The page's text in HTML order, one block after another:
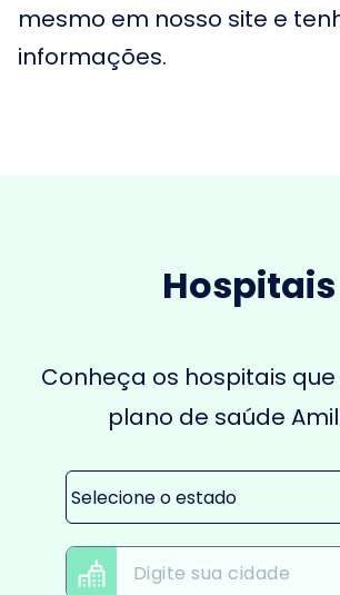
mesmo em nosso site e
informações.
Hospitais
Conheça os hospitais
plano de saúde